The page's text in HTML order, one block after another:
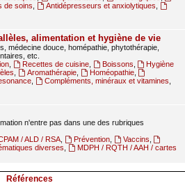
de soins Antidépresseurs et anxiolytiques
alimentation et hygiène de vie
médecine douce, homépathie, phytothérapie,
etc.
, Recettes de cuisine, Boissons
Hygiène
Aromathérapie, Homéopathie,
, Compléments, minéraux et vitamines
n'entre pas dans une des rubriques
/ ALD / RSA, Prévention, Vaccins
diverses
MDPH / RQTH / AAH / cartes
Références